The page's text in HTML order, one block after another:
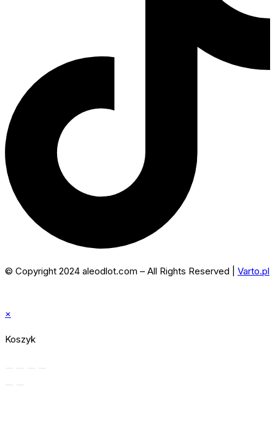
© Copyright 2024 aleodlot.com – All Rights Reserved | Varto.pl
×
Koszyk